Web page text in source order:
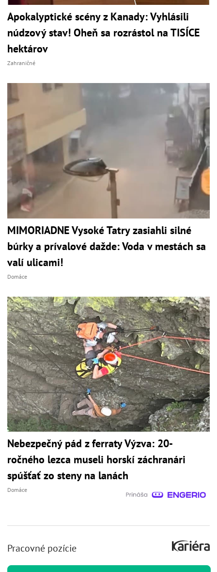
Apokalyptické scény z Kanady: Vyhlásili
núdzový stav! Oheň sa rozrástol na TISÍCE
hektárov
Zahraničné
MIMORIADNE Vysoké Tatry zasiahli silné
búrky a prívalové dažde: Voda v mestách sa
valí ulicami!
Domáce
Nebezpečný pád z ferraty Výzva: 20-
ročného lezca museli horskí záchranári
spúšťať zo steny na lanách
Domáce
Pracovné pozície